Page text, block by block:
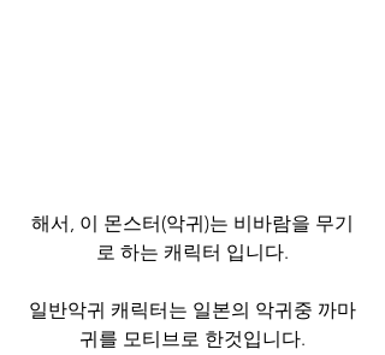
해서, 이 몬스터(악귀)는 비바람을 무기
로 하는 캐릭터 입니다.
일반악귀 캐릭터는 일본의 악귀중 까마
귀를 모티브로 한것입니다.